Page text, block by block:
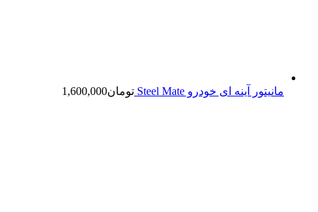
مانیتور آینه ای خودرو Steel Mate تومان1,600,000